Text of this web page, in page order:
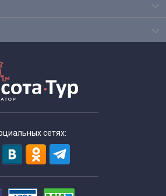
по Москве для школьников
экскурсии по Москве для
для школьников средней школы
для школьников ювао
сетях: